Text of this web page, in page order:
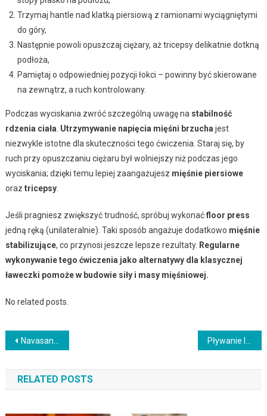
Trzymaj hantle nad klatką piersiową z ramionami wyciągniętymi
do góry,
Następnie powoli opuszczaj ciężary, aż tricepsy delikatnie dotkną
podłoża,
Pamiętaj o odpowiedniej pozycji łokci – powinny być skierowane
na zewnątrz, a ruch kontrolowany.
Podczas wyciskania zwróć szczególną uwagę na stabilność
rdzenia ciała Utrzymywanie napięcia mięśni brzucha jest
niezwykle istotne dla skuteczności tego ćwiczenia. Staraj się, by
ruch przy opuszczaniu ciężaru był wolniejszy niż podczas jego
wyciskania; dzięki temu lepiej zaangażujesz mięśnie piersiowe
oraz tricepsy.
Jeśli pragniesz zwiększyć trudność, spróbuj wykonaćfloor press
jedną ręką (unilateralnie). Taki sposób angażuje dodatkowo mięśnie
stabilizujące, co przynosi jeszcze lepsze rezultaty. Regularne
wykonywanie tego ćwiczenia jako alternatywy dla klasycznej
ławeczki pomoże w budowie siły i masy mięśniowej.
No related posts.
Nawigacja
wpisu
Navasana – pozycja okrętu: technika, korzyści i błędy do uniknięcia
RELATED POSTS